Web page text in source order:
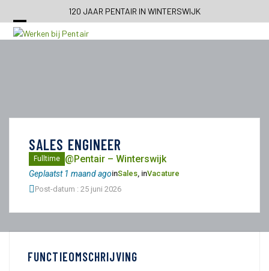
content
120 JAAR PENTAIR IN WINTERSWIJK
SALES ENGINEER
Fulltime @Pentair – Winterswijk
Geplaatst 1 maand agoinSales , inVacature
Post-datum : 25 juni 2026
FUNCTIEOMSCHRIJVING